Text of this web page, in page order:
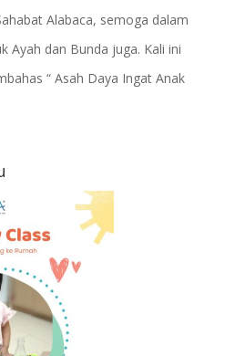
Alabaca, semoga dalam
Ayah dan Bunda juga. Kali ini
“ Asah Daya Ingat Anak